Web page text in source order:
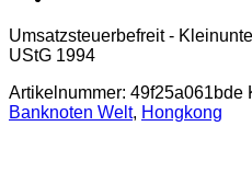
Umsatzsteuerbefreit -
UStG 1994
Artikelnummer: 49f25a061bde
Banknoten Welt, Hongkong